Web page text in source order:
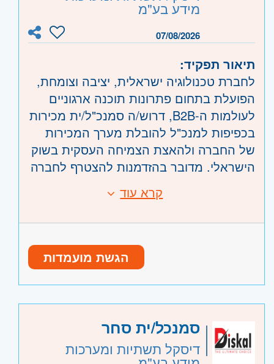
מידע בע"מ
07/08/2026
תיאור תפקיד:
לחברת טכנולוגיה ישראלית, יציבה וצומחת,
הפועלת בתחום פתרונות תוכנה ארגוניים
לעולמות ה-B2B, דרוש/ה סמנכ"ל/ית מכירות
בכפיפות למנכ"ל להובלת מערך המכירות
של החברה ולהאצת הצמיחה העסקית בשוק
הישראלי. מדובר בהזדמנות להצטרף לחברה
התפתחות משמעותי, לתפקיד הנהלה בכיר
הכולל אחריות על בניית אסטרטגיית מכירות,
לקוחות אסטרטגיים והובלת פעילות מסחרית
בעולמות Retail Tech / SaaS B2B /מערכות
ניסיון קודם של לפחות 5 שנים כסמנכ"ל/ית
יכולת מוכחת בהובלת צוותי מכירות, בניית
יעדים והנעת אנשים לתוצאות
היקף משרה: משרה מלאה
קוד משרה:JB-00435
קרא עוד
הגשת מועמדות
סמנכל/ית סחר
דיסקל תשתיות ומערכות